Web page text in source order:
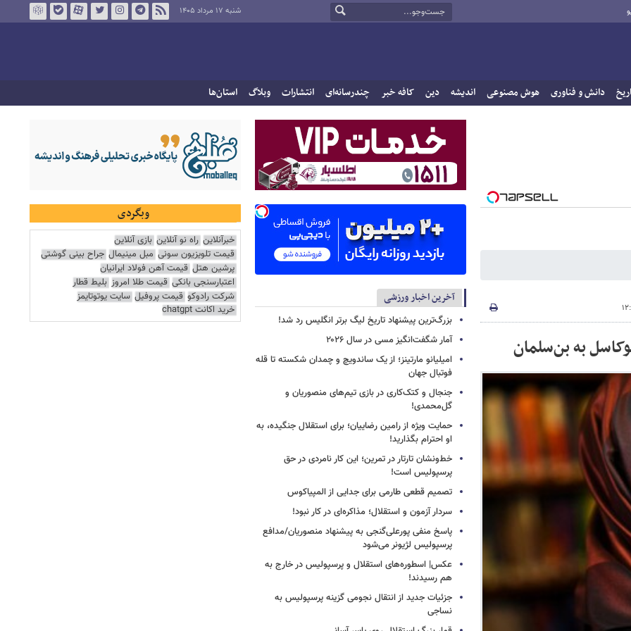
شنبه ۱۷ مرداد ۱۴۰۵
دانش و فناوری هوش مصنوعی اندیشه دین کافه خبر چندرسانه‌ای انتشارات وبلاگ استان‌ها
به بن‌سلمان
آخرین اخبار ورزشی
بزرگ‌ترین پیشنهاد تاریخ لیگ برتر انگلیس رد شد!
آمار شگفت‌انگیز مسی در سال ۲۰۲۶
امیلیانو مارتینز؛ از یک ساندویچ و چمدان شکسته تا قله
فوتبال جهان
جنجال و کتک‌کاری در بازی تیم‌های منصوریان و
گل‌محمدی!
حمایت ویژه از رامین رضاییان؛ برای استقلال جنگیده، به
او احترام بگذارید!
خط‌ونشان تارتار در تمرین؛ این کار نامردی در حق
پرسپولیس است!
تصمیم قطعی طارمی برای جدایی از المپیاکوس
سردار آزمون و استقلال؛ مذاکره‌ای در کار نبود!
پاسخ منفی پورعلی‌گنجی به پیشنهاد منصوریان/مدافع
پرسپولیس لژیونر می‌شود
عکس| اسطوره‌های استقلال و پرسپولیس در خارج به
هم رسیدند!
جزئیات جدید از انتقال نجومی گزینه پرسپولیس به
نساجی
وبگردی
خبرآنلاین راه نو آنلاین بازی آنلاین
قیمت تلویزیون سونی مبل مینیمال جراح بینی گوشتی
پرشین هتل قیمت آهن فولاد ایرانیان
اعتبارسنجی بانکی قیمت طلا امروز بلیط قطار
شرکت رادوکو قیمت پروفیل سایت یوتوتایمز
خرید اکانت chatgpt